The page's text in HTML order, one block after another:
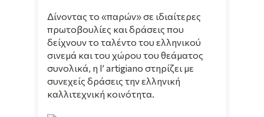
Δίνοντας το «παρών» σε ιδιαίτερες
πρωτοβουλίες και δράσεις που
δείχνουν το ταλέντο του ελληνικού
σινεμά και του χώρου του θεάματος
συνολικά, η l’ artigiano στηρίζει με
συνεχείς δράσεις την ελληνική
καλλιτεχνική κοινότητα.